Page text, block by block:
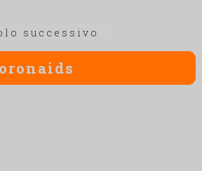
successivo
successivo: